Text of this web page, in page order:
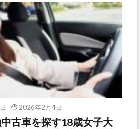
2026年2月4日
古車を探す18歳女子大